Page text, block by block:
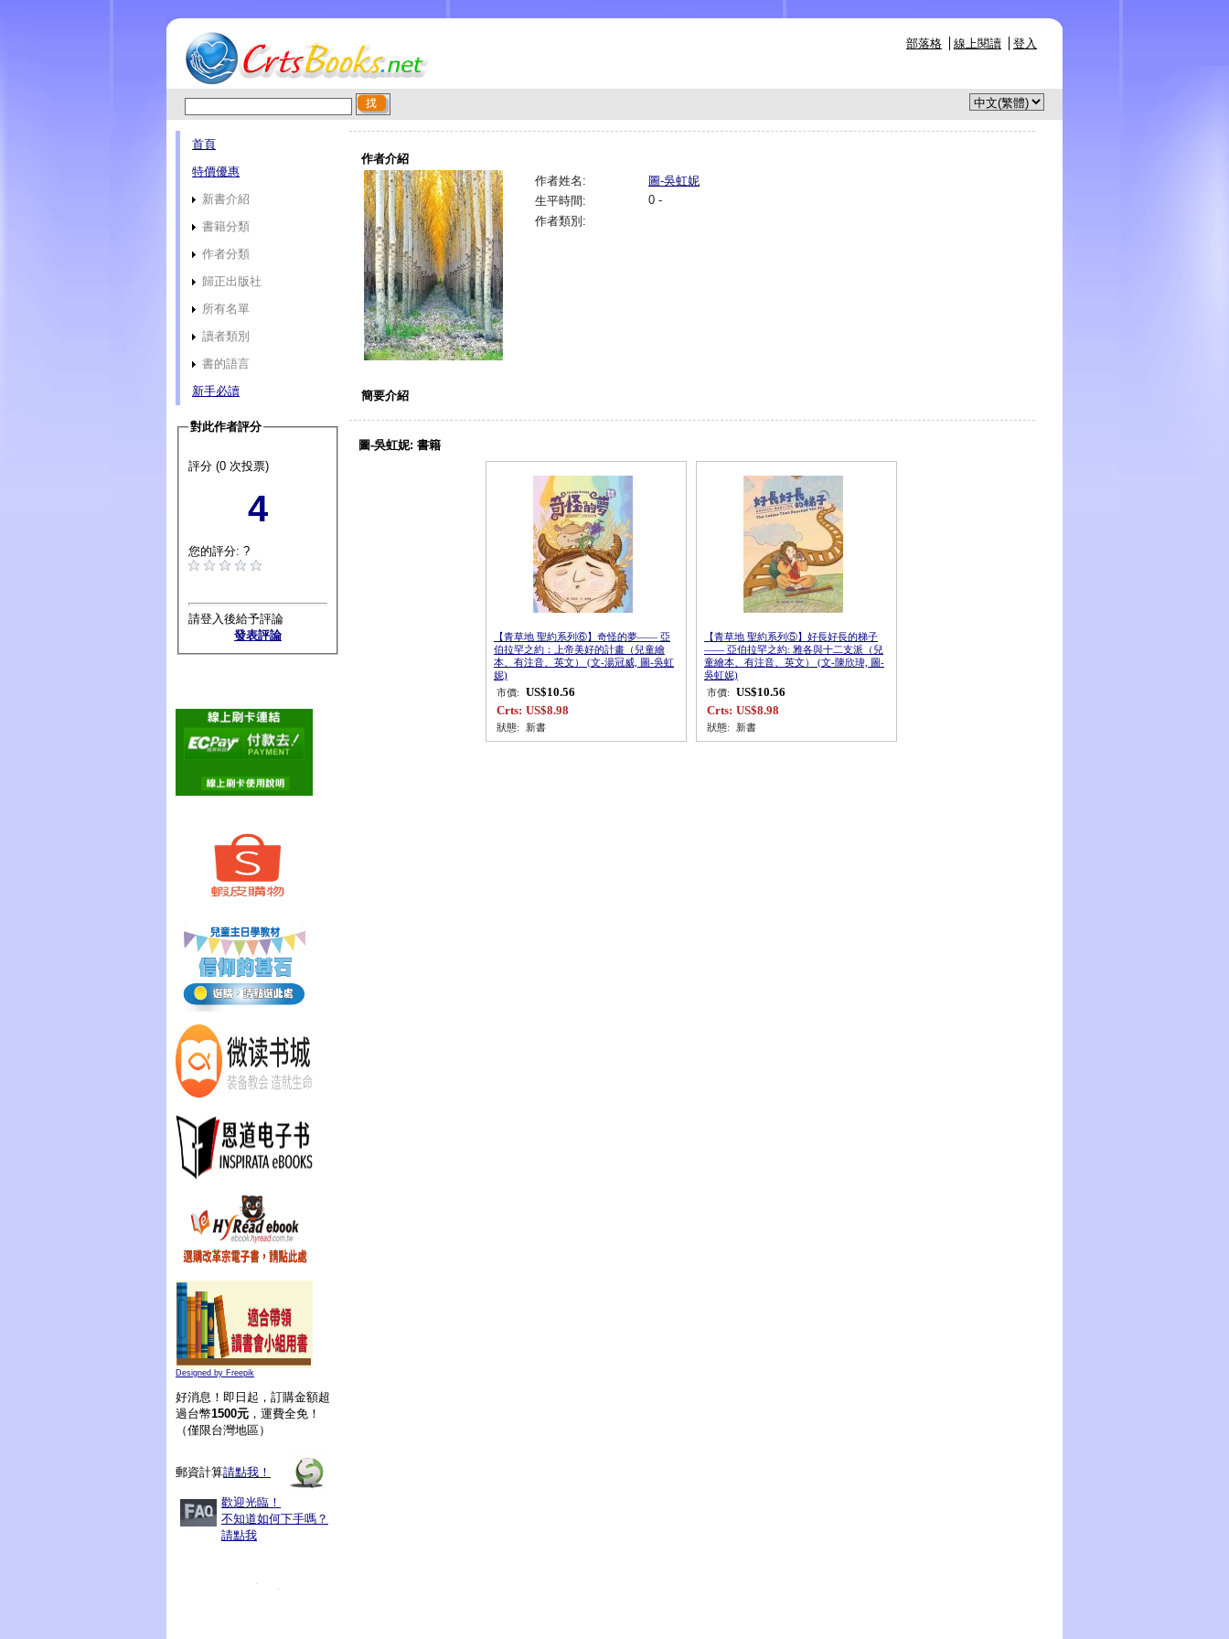
部落格 線上閱讀 登入
首頁
特價優惠
新書介紹
書籍分類
作者分類
歸正出版社
所有名單
讀者類別
書的語言
新手必讀
對此作者評分
評分 (0 次投票)
4
您的評分: ?
請登入後給予評論
發表評論
Designed by Freepik
好消息！即日起，訂購金額超
過台幣1500元 ，運費全免！
（僅限台灣地區）
郵資計算請點我！
歡迎光臨！
不知道如何下手嗎？
請點我
作者介紹
作者姓名:
圖-吳虹妮
生平時間:
0 -
作者類別:
簡要介紹
圖-吳虹妮: 書籍
【青草地 聖約系列⑥】奇怪的夢—— 亞
伯拉罕之約：上帝美好的計畫（兒童繪
本、有注音、英文） (文-湯冠威, 圖-吳虹
妮)
市價:
US$10.56
Crts: US$8.98
狀態: 新書
【青草地 聖約系列⑤】好長好長的梯子
—— 亞伯拉罕之約: 雅各與十二支派（兒
童繪本、有注音、英文） (文-陳欣瑋, 圖-
吳虹妮)
市價:
US$10.56
Crts: US$8.98
狀態: 新書